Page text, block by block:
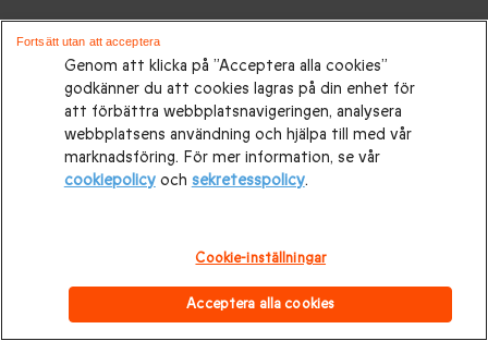
Genom att klicka på ”Acceptera alla cookies”
godkänner du att cookies lagras på din enhet för
att förbättra webbplatsnavigeringen, analysera
webbplatsens användning och hjälpa till med vår
marknadsföring. För mer information, se vår
cookiepolicyoch sekretesspolicy.
Cookie-inställningar
Acceptera alla cookies
Fortsätt utan att acceptera